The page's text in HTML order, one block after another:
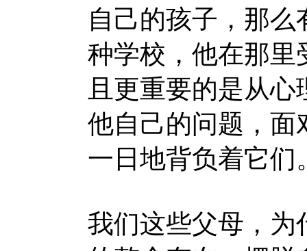
自己的孩子，那
种学校，他在那里
且更重要的是从
他自己的问题，面
一日地背负着它们
我们这些父母，为